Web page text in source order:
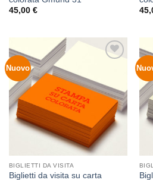
45,00 €
Nuovo
dei
desideri
BIGLIETTI DA VISITA
Biglietti da visita su carta